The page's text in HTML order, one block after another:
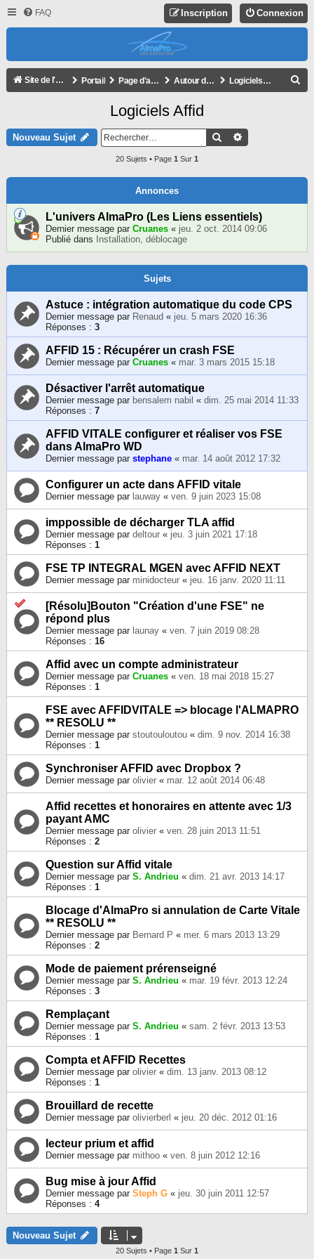
FAQ Connexion
Inscription
Site de l'association Portail Page d'accueil du forum Autour d'AlmaPro Logiciels Affid
Logiciels Affid
Nouveau Sujet Rechercher
20 Sujets • Page 1 Sur 1
Annonces
L'univers AlmaPro (Les Liens essentiels)
Dernier message par Cruanes « jeu. 2 oct. 2014 09:06
Publié dans
Installation, déblocage
Sujets
Astuce : intégration automatique du code CPS
Dernier message par Renaud « jeu. 5 mars 2020 16:36
Réponses : 3
AFFID 15 : Récupérer un crash FSE
Dernier message par Cruanes « mar. 3 mars 2015 15:18
Désactiver l'arrêt automatique
Dernier message par bensalem nabil « dim. 25 mai 2014 11:33
Réponses : 7
AFFID VITALE configurer et réaliser vos FSE
dans AlmaPro WD
Dernier message par stephane « mar. 14 août 2012 17:32
Configurer un acte dans AFFID vitale
Dernier message par lauway « ven. 9 juin 2023 15:08
imppossible de décharger TLA affid
Dernier message par deltour « jeu. 3 juin 2021 17:18
Réponses : 1
FSE TP INTEGRAL MGEN avec AFFID NEXT
Dernier message par minidocteur « jeu. 16 janv. 2020 11:11
[Résolu]Bouton "Création d'une FSE" ne
répond plus
Dernier message par launay « ven. 7 juin 2019 08:28
Réponses : 16
Affid avec un compte administrateur
Dernier message par Cruanes « ven. 18 mai 2018 15:27
Réponses : 1
FSE avec AFFIDVITALE => blocage l'ALMAPRO
** RESOLU **
Dernier message par stoutouloutou « dim. 9 nov. 2014 16:38
Réponses : 1
Synchroniser AFFID avec Dropbox ?
Dernier message par olivier « mar. 12 août 2014 06:48
Affid recettes et honoraires en attente avec 1/3
payant AMC
Dernier message par olivier « ven. 28 juin 2013 11:51
Réponses : 2
Question sur Affid vitale
Dernier message par S. Andrieu « dim. 21 avr. 2013 14:17
Réponses : 1
Blocage d'AlmaPro si annulation de Carte Vitale
** RESOLU **
Dernier message par Bernard P « mer. 6 mars 2013 13:29
Réponses : 2
Mode de paiement prérenseigné
Dernier message par S. Andrieu « mar. 19 févr. 2013 12:24
Réponses : 3
Remplaçant
Dernier message par S. Andrieu « sam. 2 févr. 2013 13:53
Réponses : 1
Compta et AFFID Recettes
Dernier message par olivier « dim. 13 janv. 2013 08:12
Réponses : 1
Brouillard de recette
Dernier message par olivierberl « jeu. 20 déc. 2012 01:16
lecteur prium et affid
Dernier message par mithoo « ven. 8 juin 2012 12:16
Bug mise à jour Affid
Dernier message par Steph G « jeu. 30 juin 2011 12:57
Réponses : 4
Nouveau Sujet
20 Sujets • Page 1 Sur 1